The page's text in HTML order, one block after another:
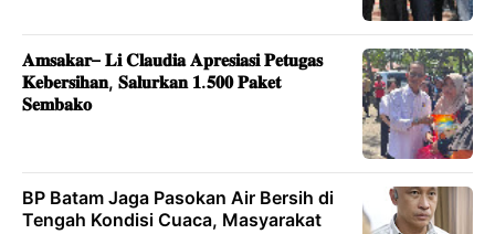
𝐀𝐦𝐬𝐚𝐤𝐚𝐫– 𝐋𝐢 𝐂𝐥𝐚𝐮𝐝𝐢𝐚 𝐀𝐩𝐫𝐞𝐬𝐢𝐚𝐬𝐢 𝐏𝐞𝐭𝐮𝐠𝐚𝐬
𝐊𝐞𝐛𝐞𝐫𝐬𝐢𝐡𝐚𝐧, 𝐒𝐚𝐥𝐮𝐫𝐤𝐚𝐧 𝟏.𝟓𝟎𝟎 𝐏𝐚𝐤𝐞𝐭
𝐒𝐞𝐦𝐛𝐚𝐤𝐨
BP Batam Jaga Pasokan Air Bersih di
Tengah Kondisi Cuaca, Masyarakat